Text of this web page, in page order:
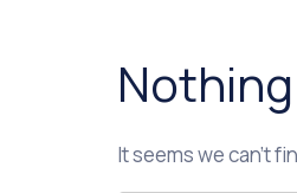
It seems we can’t